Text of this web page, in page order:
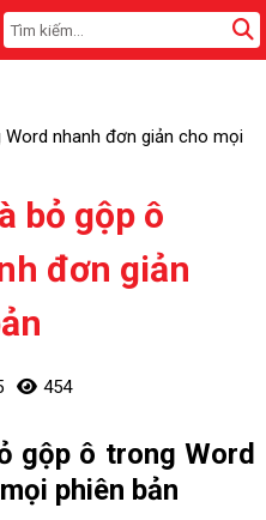
nhanh đơn giản cho mọi
bỏ gộp ô
đơn giản
454
gộp ô trong Word
phiên bản